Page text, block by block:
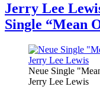
Jerry Lee
Single “Mean
Neue Single
Jerry Lee Lewis